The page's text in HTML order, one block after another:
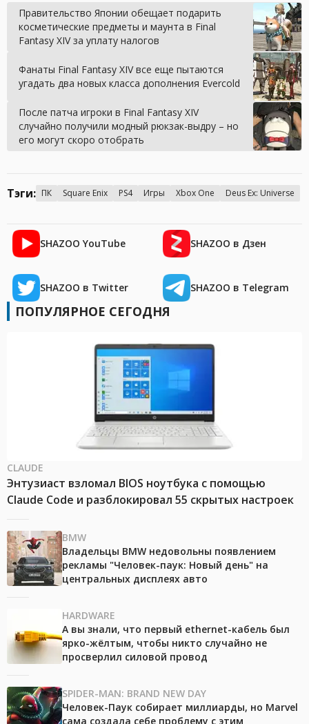
Правительство Японии обещает подарить
косметические предметы и маунта в Final
Fantasy XIV за уплату налогов
Фанаты Final Fantasy XIV все еще пытаются
угадать два новых класса дополнения Evercold
После патча игроки в Final Fantasy XIV
случайно получили модный рюкзак-выдру – но
его могут скоро отобрать
Тэги: ПК Square Enix PS4 Игры Xbox One Deus Ex: Universe
SHAZOO YouTube SHAZOO в Дзен
SHAZOO в Twitter SHAZOO в Telegram
ПОПУЛЯРНОЕ СЕГОДНЯ
CLAUDE
Энтузиаст взломал BIOS ноутбука с помощью
Claude Code и разблокировал 55 скрытых настроек
BMW
Владельцы BMW недовольны появлением
рекламы "Человек-паук: Новый день" на
центральных дисплеях авто
HARDWARE
А вы знали, что первый ethernet-кабель был
ярко-жёлтым, чтобы никто случайно не
просверлил силовой провод
SPIDER-MAN: BRAND NEW DAY
Человек-Паук собирает миллиарды, но Marvel
сама создала себе проблему с этим